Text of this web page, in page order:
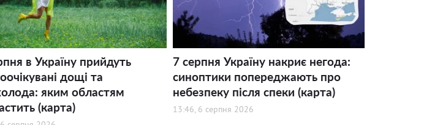
в Україну прийдуть
дощі та
яким областям
(карта)
7 серпня Україну накриє негода:
синоптики попереджають про
небезпеку після спеки (карта)
13:46, 6 серпня 2026